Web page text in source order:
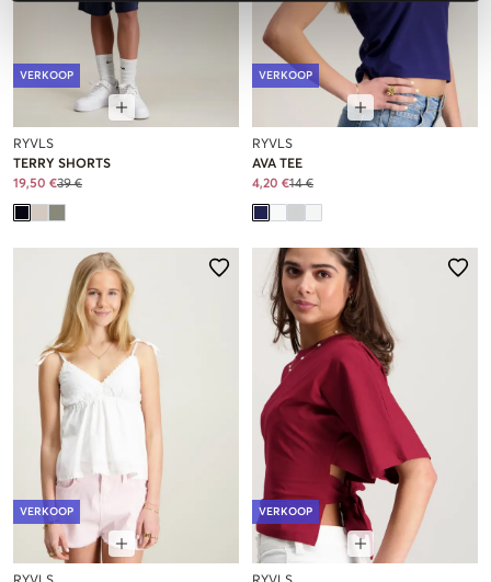
VERKOOP
RYVLS
TERRY SHORTS
19,50 €39 €
VERKOOP
RYVLS
AVA TEE
4,20 €14 €
VERKOOP VERKOOP